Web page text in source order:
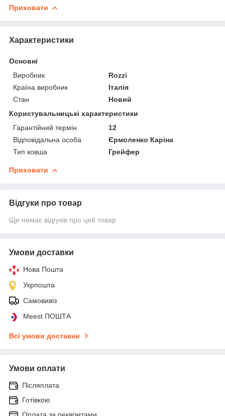
Приховати
Характеристики
Основні
Виробник
Rozzi
Країна виробник
Італія
Стан
Новий
Користувальницькі характеристики
Гарантійний термін
12
Відповідальна особа
Єрмоленко Каріна
Тип ковша
Грейфер
Приховати
Відгуки про товар
Ще немає відгуків про цей товар
Умови доставки
Нова Пошта
Укрпошта
Самовивіз
Meest ПОШТА
Всі умови доставки
Умови оплати
Післяплата
Готівкою